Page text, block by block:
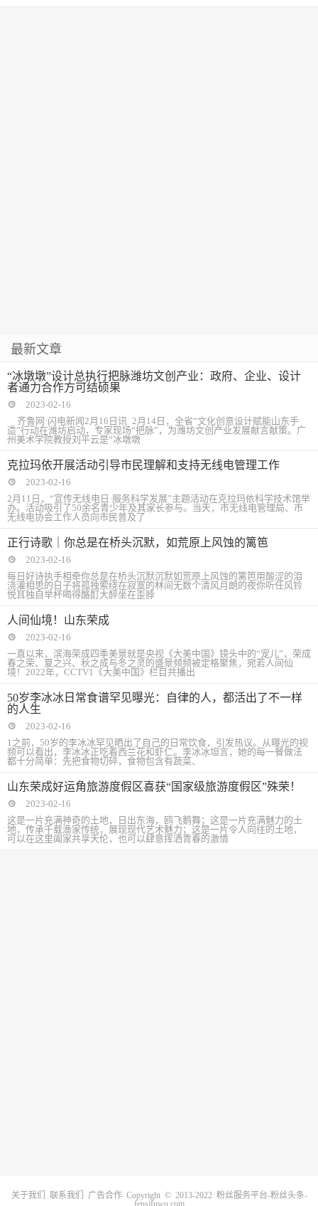
最新文章
“冰墩墩”设计总执行把脉潍坊文创产业：政府、企业、设计
者通力合作方可结硕果
2023-02-16
齐鲁网·闪电新闻2月16日讯 2月14日，全省“文化创意设计赋能山东手
造”行动在潍坊启动，专家现场“把脉”，为潍坊文创产业发展献言献策。广
州美术学院教授刘平云是“冰墩墩
克拉玛依开展活动引导市民理解和支持无线电管理工作
2023-02-16
2月11日，“宣传无线电日·服务科学发展”主题活动在克拉玛依科学技术馆举
办。活动吸引了50余名青少年及其家长参与。当天，市无线电管理局、市
无线电协会工作人员向市民普及了
正行诗歌｜你总是在桥头沉默，如荒原上风蚀的篱笆
2023-02-16
每日好诗执手相牵你总是在桥头沉默沉默如荒原上风蚀的篱笆用酸涩的泪
浇灌相思的日子将孤独萦绕在寂寞的林间无数个清风月朗的夜你听任风铃
悦耳独自举杯喝得酪酊大醉坐在歪脖
人间仙境！山东荣成
2023-02-16
一直以来，滨海荣成四季美景就是央视《大美中国》镜头中的“宠儿”，荣成
春之荣、夏之兴、秋之成与冬之灵的盛景频频被定格聚焦，宛若人间仙
境！2022年，CCTV1《大美中国》栏目共播出
50岁李冰冰日常食谱罕见曝光：自律的人，都活出了不一样
的人生
2023-02-16
1之前，50岁的李冰冰罕见晒出了自己的日常饮食，引发热议。从曝光的视
频可以看出，李冰冰正吃着西兰花和虾仁。李冰冰坦言，她的每一餐做法
都十分简单：先把食物切碎，食物包含有蔬菜、
山东荣成好运角旅游度假区喜获“国家级旅游度假区”殊荣！
2023-02-16
这是一片充满神奇的土地，日出东海，鸥飞鹅舞；这是一片充满魅力的土
地，传承千载渔家传统，展现现代艺术魅力；这是一片令人向往的土地，
可以在这里阖家共享天伦，也可以肆意挥洒青春的激情
关于我们 联系我们 广告合作 Copyright © 2013-2022 粉丝服务平台-粉丝头条-
fensifuwu.com